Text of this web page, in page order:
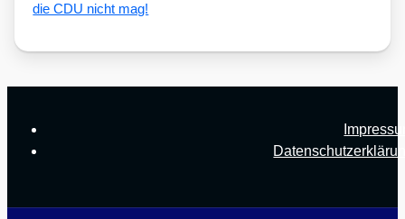
die CDU nicht mag!